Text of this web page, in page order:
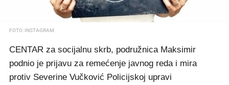
FOTO: INSTAGRAM
CENTAR za socijalnu skrb, podružnica Maksimir
podnio je prijavu za remećenje javnog reda i mira
protiv Severine Vučković Policijskoj upravi